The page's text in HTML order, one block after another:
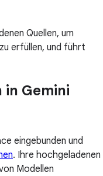
Quellen, um
erfüllen, und führt
in Gemini
eingebunden und
. Ihre hochgeladenen
Modellen